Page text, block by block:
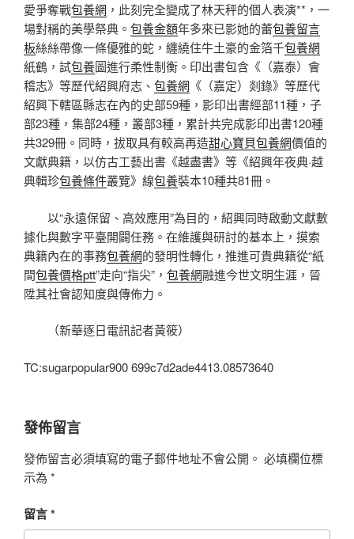
愛爭奪戰包養網 ，此刻完全變成了林天秤的個人表演**，一
場對稱的美學祭典。 包養金額年多來已影她的蕾包養留言
板絲絲帶像一條優雅的蛇，纏繞住牛土豪的金箔千包養網
紙鶴，試包養圖進行柔性制衡。印出書包含《（嘉泰）會
稽志》等歷代紹興府志、 包養網 《（嘉定）剡錄》等歷代
紹興下轄區縣志在內的史部59種，影印出書經部11種，子
部23種，集部24種，叢部3種，累計共完成影印出書120種
共329冊。同時，拔取具有較高再造甜心寶貝包養網價值的
文獻典籍，以仿古工藝出書《越盡書》等《紹興年夜典·越
典輯珍包養條件叢覽》線包養裝本10種共81冊。
以“永遠保留、高效應用”為目的，紹興同時啟動文獻數
據化與數字平臺開闢任務。在維護與研討的基本上，摸索
典籍內在的事務包養網的發明性轉化，推進可貴典籍從“紙
間包養價格ptt”走向“指尖”， 包養網融進今世文明生涯，晉
陞其社會認知度與傳佈力。
（新華逐日電訊記者黃筱）
TC:sugarpopular900 699c7d2ade4413.08573640
發佈留言
發佈留言必須填寫的電子郵件地址不會公開。 必填欄位標
示為 *
留言*